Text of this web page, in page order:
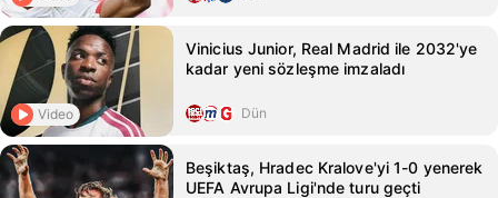
Video
Vinicius Junior, Real Madrid ile 2032'ye
kadar yeni sözleşme imzaladı
Dün
Beşiktaş, Hradec Kralove'yi 1-0 yenerek
UEFA Avrupa Ligi'nde turu geçti